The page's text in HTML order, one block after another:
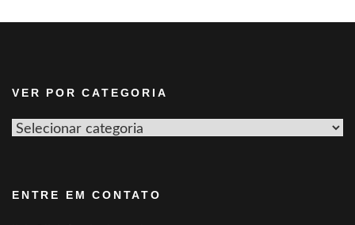
VER POR CATEGORIA
Ver
ENTRE EM CONTATO